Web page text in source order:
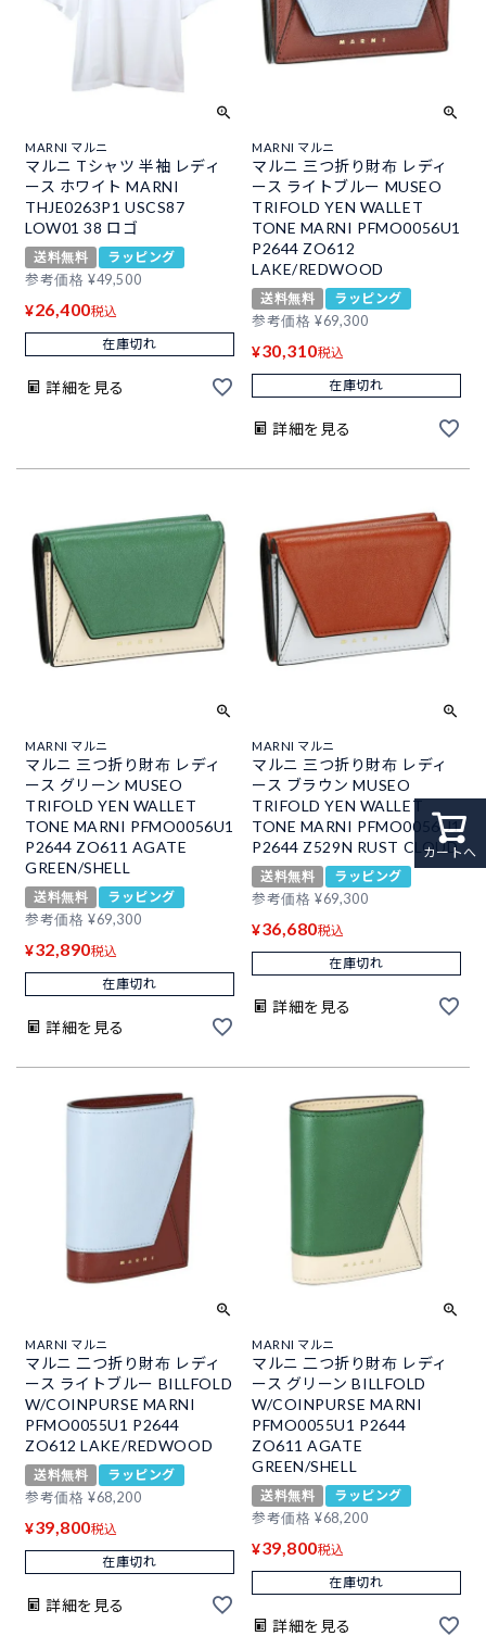
MARNI マルニ
マルニ Tシャツ 半袖 レディ
ース ホワイト MARNI
THJE0263P1 USCS87
LOW01 38 ロゴ
送料無料
ラッピング
参考価格 ¥49,500
¥26,400税込
在庫切れ
詳細を見る
MARNI マルニ
マルニ 三つ折り財布 レディ
ース ライトブルー MUSEO
TRIFOLD YEN WALLET
TONE MARNI PFMO0056U1
P2644 ZO612
LAKE/REDWOOD
送料無料
ラッピング
参考価格 ¥69,300
¥30,310税込
在庫切れ
詳細を見る
MARNI マルニ
マルニ 三つ折り財布 レディ
ース グリーン MUSEO
TRIFOLD YEN WALLET
TONE MARNI PFMO0056U1
P2644 ZO611 AGATE
GREEN/SHELL
送料無料
ラッピング
参考価格 ¥69,300
¥32,890税込
在庫切れ
詳細を見る
MARNI マルニ
マルニ 三つ折り財布 レディ
ース ブラウン MUSEO
TRIFOLD YEN WALLET
TONE MARNI PFMO0056U1
P2644 Z529N RUST CLOUD
送料無料
ラッピング
参考価格 ¥69,300
¥36,680税込
在庫切れ
詳細を見る
MARNI マルニ
マルニ 二つ折り財布 レディ
ース ライトブルー BILLFOLD
W/COINPURSE MARNI
PFMO0055U1 P2644
ZO612 LAKE/REDWOOD
送料無料
ラッピング
参考価格 ¥68,200
¥39,800税込
在庫切れ
詳細を見る
MARNI マルニ
マルニ 二つ折り財布 レディ
ース グリーン BILLFOLD
W/COINPURSE MARNI
PFMO0055U1 P2644
ZO611 AGATE
GREEN/SHELL
送料無料
ラッピング
参考価格 ¥68,200
¥39,800税込
在庫切れ
詳細を見る
カートへ